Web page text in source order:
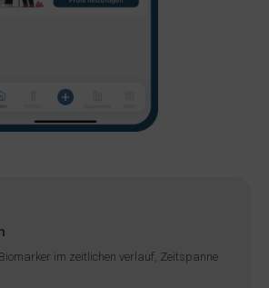
im zeitlichen verlauf, Zeitspanne